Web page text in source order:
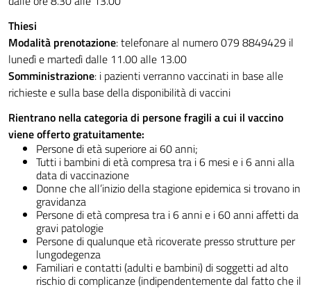
Thiesi
Modalità prenotazione: telefonare al numero 079 8849429 il
lunedì e martedì dalle 11.00 alle 13.00
Somministrazione: i pazienti verranno vaccinati in base alle
richieste e sulla base della disponibilità di vaccini
Rientrano nella categoria di persone fragili a cui il vaccino
viene offerto gratuitamente:
Persone di età superiore ai 60 anni;
Tutti i bambini di età compresa tra i 6 mesi e i 6 anni alla
data di vaccinazione
Donne che all’inizio della stagione epidemica si trovano in
gravidanza
Persone di età compresa tra i 6 anni e i 60 anni affetti da
gravi patologie
Persone di qualunque età ricoverate presso strutture per
lungodegenza
Familiari e contatti (adulti e bambini) di soggetti ad alto
rischio di complicanze (indipendentemente dal fatto che il